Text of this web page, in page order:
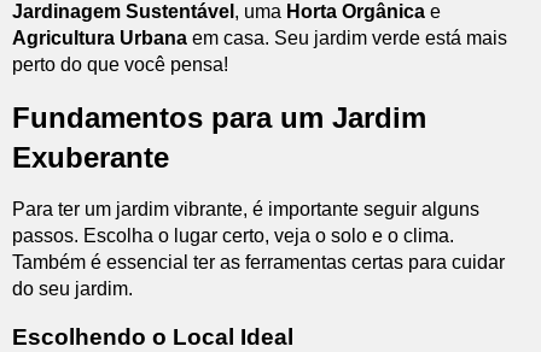
Jardinagem Sustentável , uma Horta Orgânica e
Agricultura Urbana em casa. Seu jardim verde está mais
perto do que você pensa!
Fundamentos para um Jardim
Exuberante
Para ter um jardim vibrante, é importante seguir alguns
passos. Escolha o lugar certo, veja o solo e o clima.
Também é essencial ter as ferramentas certas para cuidar
do seu jardim.
Escolhendo o Local Ideal